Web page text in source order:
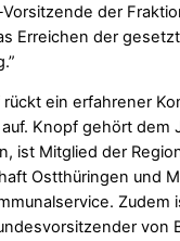
der
Erreichen der
ein erfahrener
Knopf gehört dem
ist Mitglied der
Ostthüringen und
Zudem
von